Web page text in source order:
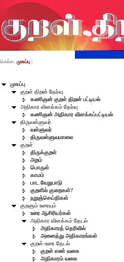
முகப்பு
குறள் திறன் தேர்வு
கணிஞன் குறள் திறன் பட்டியல்
அதிகார விளக்கம் தேர்வு
கணிஞன் அதிகார விளக்கப்பட்டியல்
திருவள்ளுவர்
வள்ளுவர்
திருவள்ளுவமாலை
குறள்
திருக்குறள்
அறம்
பொருள்
காமம்
பாட வேறுபாடு
குறளில் குறைகள்?
நறுஞ்செய்திகள்
குறளும் உரையும்
உரை ஆசிரியர்கள்
அதிகார விளக்கம் தேடல்
அதிகாரத் தெரிவில்
அனைத்து அதிகாரங்கள்
குறள்-உரை தேடல்
குறள் எண் வகை
அதிகாரம் வகை
செல்க: முகப்பு |